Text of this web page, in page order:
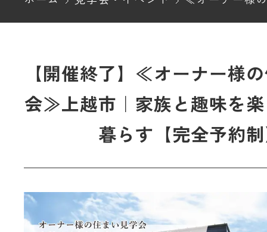
【開催終了】≪オーナー様
会≫上越市｜家族と趣味を
暮らす【完全予約